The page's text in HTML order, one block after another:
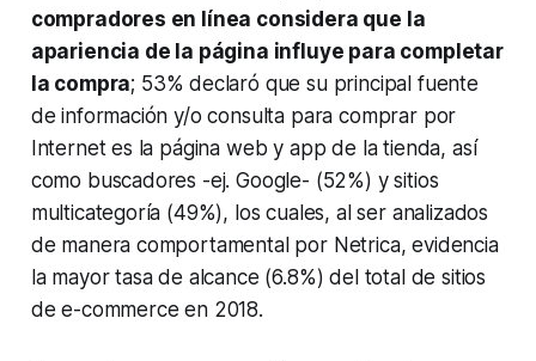
compradores en línea considera que la
apariencia de la página influye para completar
la compra; 53% declaró que su principal fuente
de información y/o consulta para comprar por
Internet es la página web y app de la tienda, así
como buscadores -ej. Google- (52%) y sitios
multicategoría (49%), los cuales, al ser analizados
de manera comportamental por Netrica, evidencia
la mayor tasa de alcance (6.8%) del total de sitios
de e-commerce en 2018.